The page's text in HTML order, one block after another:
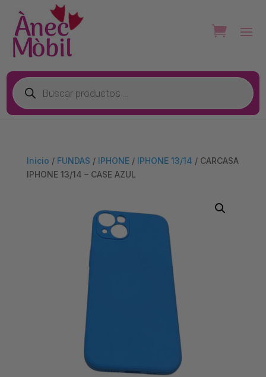
Búsqueda
de
productos
Inicio / FUNDAS / IPHONE/ IPHONE 13/14 / CARCASA
IPHONE 13/14 – CASE AZUL